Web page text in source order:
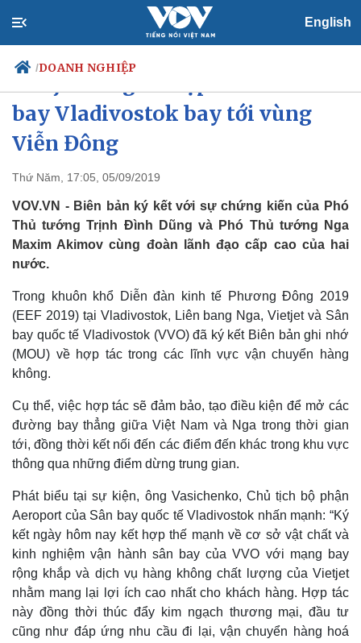
English
/DOANH NGHIỆP
Chính trị
Đảng
Quốc hội
Nhận diện sự thật
Giáo dục
Dấu ấn VOV
Việc làm
bay Vladivostok bay tới vùng
Viễn Đông
Thứ Năm, 17:05, 05/09/2019
VOV.VN - Biên bản ký kết với sự chứng kiến của Phó
Thủ tướng Trịnh Đình Dũng và Phó Thủ tướng Nga
Maxim Akimov cùng đoàn lãnh đạo cấp cao của hai
nước.
Trong khuôn khổ Diễn đàn kinh tế Phương Đông 2019
(EEF 2019) tại Vladivostok, Liên bang Nga, Vietjet và Sân
bay quốc tế Vladivostok (VVO) đã ký kết Biên bản ghi nhớ
(MOU) về hợp tác trong các lĩnh vực vận chuyển hàng
không.
Cụ thể, việc hợp tác sẽ đảm bảo, tạo điều kiện để mở các
đường bay thẳng giữa Việt Nam và Nga trong thời gian
tới, đồng thời kết nối đến các điểm đến khác trong khu vực
thông qua những điểm dừng trung gian.
Phát biểu tại sự kiện, ông Vasichenko, Chủ tịch bộ phận
Aeroport của Sân bay quốc tế Vladivostok nhấn mạnh: “Ký
kết ngày hôm nay kết hợp thế mạnh về cơ sở vật chất và
kinh nghiệm vận hành sân bay của VVO với mạng bay
rộng khắp và dịch vụ hàng không chất lượng của Vietjet
nhằm mang lại lợi ích cao nhất cho khách hàng. Hợp tác
này đồng thời thúc đẩy kim ngạch thương mại, đầu tư
cũng như đáp ứng nhu cầu đi lại, vận chuyển hàng hoá